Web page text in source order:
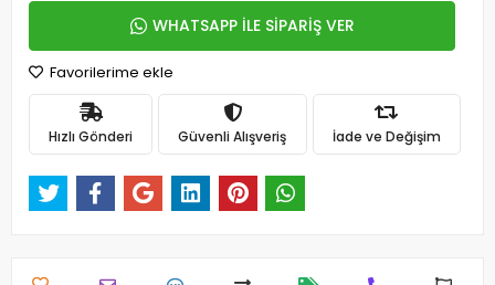
WHATSAPP İLE SİPARİŞ VER
Favorilerime ekle
Hızlı Gönderi Güvenli Alışveriş İade ve Değişim